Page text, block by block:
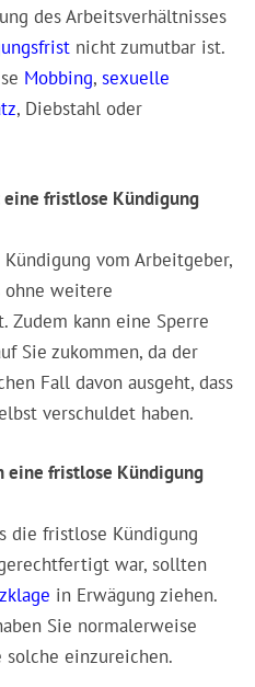
des Arbeitsverhältnisses
nicht zumutbar ist.
Mobbing, sexuelle
, Diebstahl oder
eine fristlose Kündigung
vom Arbeitgeber,
ohne weitere
Zudem kann eine Sperre
Sie zukommen, da der
Fall davon ausgeht, dass
verschuldet haben.
eine fristlose Kündigung
die fristlose Kündigung
war, sollten
in Erwägung ziehen.
Sie normalerweise
einzureichen.